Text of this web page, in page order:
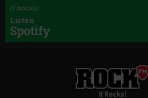
Magic Classic Music
IT ROCKS!
Listen
Spotify